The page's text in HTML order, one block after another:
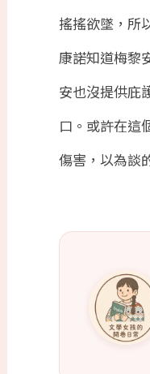
搖搖欲墜，所
康諾知道梅黎
安也沒提供庇
口。或許在這
傷害，以為談